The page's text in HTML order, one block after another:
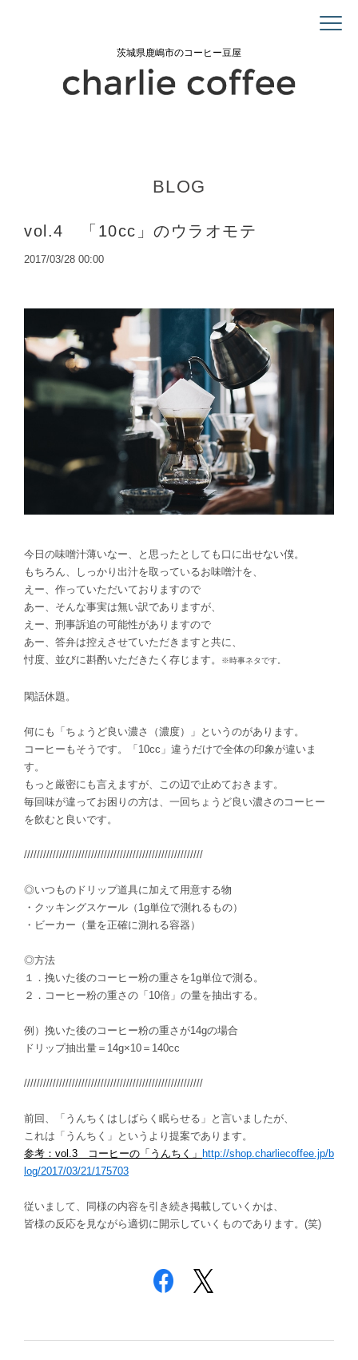
茨城県鹿嶋市のコーヒー豆屋
BLOG
vol.4 「10cc」のウラオモテ
2017/03/28 00:00
今日の味噌汁薄いなー、と思ったとしても口に出せない僕。
もちろん、しっかり出汁を取っているお味噌汁を、
えー、作っていただいておりますので
あー、そんな事実は無い訳でありますが、
えー、刑事訴追の可能性がありますので
あー、答弁は控えさせていただきますと共に、
忖度、並びに斟酌いただきたく存じます。
※時事ネタです。
閑話休題。
何にも「ちょうど良い濃さ（濃度）」というのがあります。
コーヒーもそうです。「10cc」違うだけで全体の印象が違いま
す。
もっと厳密にも言えますが、この辺で止めておきます。
毎回味が違ってお困りの方は、一回ちょうど良い濃さのコーヒー
を飲むと良いです。
////////////////////////////////////////////////////////
◎いつものドリップ道具に加えて用意する物
・クッキングスケール（1g単位で測れるもの）
・ビーカー（量を正確に測れる容器）
◎方法
１．挽いた後のコーヒー粉の重さを1g単位で測る。
２．コーヒー粉の重さの「10倍」の量を抽出する。
例）挽いた後のコーヒー粉の重さが14gの場合
ドリップ抽出量＝14g×10＝140cc
////////////////////////////////////////////////////////
前回、「うんちくはしばらく眠らせる」と言いましたが、
これは「うんちく」というより提案であります。
参考：vol.3 コーヒーの「うんちく」 http://shop.charliecoffee.jp/b
log/2017/03/21/175703
従いまして、同様の内容を引き続き掲載していくかは、
皆様の反応を見ながら適切に開示していくものであります。(笑)